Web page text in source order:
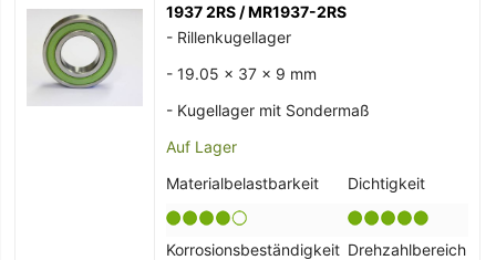
1937 2RS / MR1937-2RS
- Rillenkugellager
- 19.05 x 37 x 9 mm
- Kugellager mit Sondermaß
Auf Lager
Materialbelastbarkeit
Dichtigkeit
Korrosionsbeständigkeit Drehzahlbereich